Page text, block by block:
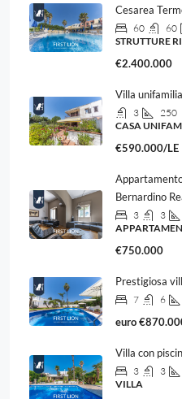
Cesarea
60 60
STRUTTURE
€2.400.000
Villa
3
250
CASA
€590.000/LE
Bernardino
3 3
€750.000
Prestigiosa
7 6
euro
Villa con
3 3
VILLA